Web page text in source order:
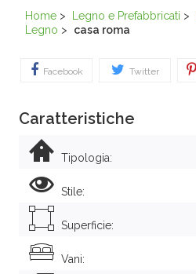
Home > Legno e Prefabbricati >
Legno > casa roma
Facebook Twitter
Caratteristiche
Tipologia:
Stile:
Superficie:
Vani: